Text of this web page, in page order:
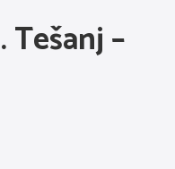
Tešanj –